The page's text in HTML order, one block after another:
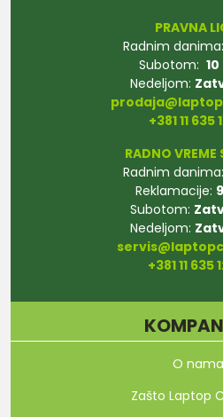
PRAVNA
Radnim danima:
Subotom: 10
Nedeljom:
+381 11 635
RADNO VREME
Radnim danima:
Reklamacije:
Subotom:
Nedeljom:
+381 11 635
O nama
Zašto Laptop